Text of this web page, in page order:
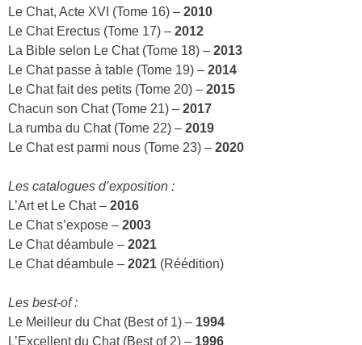
Le Chat, Acte XVI (Tome 16) – 2010
Le Chat Erectus (Tome 17) – 2012
La Bible selon Le Chat (Tome 18) – 2013
Le Chat passe à table (Tome 19) – 2014
Le Chat fait des petits (Tome 20) – 2015
Chacun son Chat (Tome 21) – 2017
La rumba du Chat (Tome 22) – 2019
Le Chat est parmi nous (Tome 23) – 2020
Les catalogues d’exposition :
L’Art et Le Chat – 2016
Le Chat s’expose – 2003
Le Chat déambule – 2021
Le Chat déambule – 2021 (Réédition)
Les best-of :
Le Meilleur du Chat (Best of 1) – 1994
L’Excellent du Chat (Best of 2) – 1996